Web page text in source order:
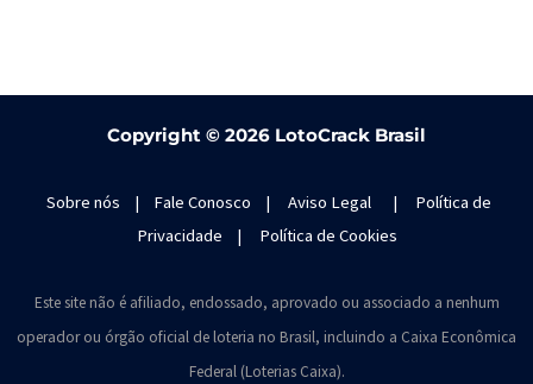
Copyright © 2026 LotoCrack Brasil
Sobre nós | Fale Conosco | Aviso Legal | Política de
Privacidade | Política de Cookies
Este site não é afiliado, endossado, aprovado ou associado a nenhum
operador ou órgão oficial de loteria no Brasil, incluindo a Caixa Econômica
Federal (Loterias Caixa).